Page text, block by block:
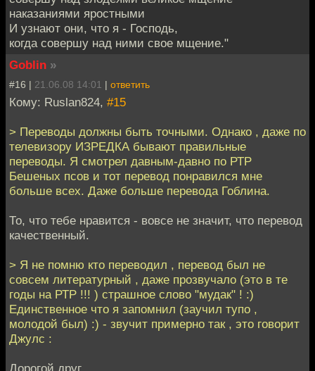
наказаниями яростными
И узнают они, что я - Господь,
когда совершу над ними свое мщение."
Goblin »
#16 | 21.06.08 14:01 | ответить
Кому: Ruslan824, #15
> Переводы должны быть точными. Однако , даже по
телевизору ИЗРЕДКА бывают правильные
переводы. Я смотрел давным-давно по РТР
Бешеных псов и тот перевод понравился мне
больше всех. Даже больше перевода Гоблина.
То, что тебе нравится - вовсе не значит, что перевод
качественный.
> Я не помню кто переводил , перевод был не
совсем литературный , даже прозвучало (это в те
годы на РТР !!! ) страшное слово "мудак" ! :)
Единственное что я запомнил (заучил тупо ,
молодой был) :) - звучит примерно так , это говорит
Джулс :